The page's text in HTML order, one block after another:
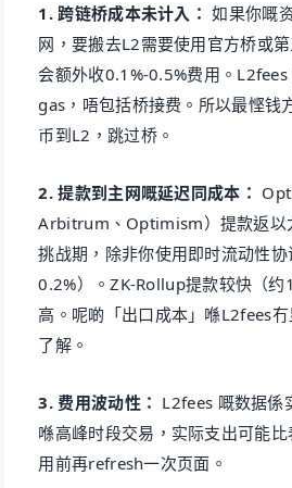
1. 跨链桥成本未计入： 如果你嘅
网，要搬去L2需要使用官方桥或
会额外收0.1%-0.5%费用。
gas，唔包括桥接费。所以最悭钱
币到L2，跳过桥。
2. 提款到主网嘅延迟同成本：
Arbitrum、Optimism）提款返以
挑战期，除非你使用即时流动性
0.2%）。ZK-Rollup提款较快（
高。呢啲「出口成本」喺L2fees
了解。
3. 费用波动性： L2fees 嘅数据係
喺高峰时段交易，实际支出可能
用前再refresh一次页面。